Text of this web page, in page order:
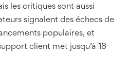
les critiques sont aussi
signalent des échecs de
populaires, et
client met jusqu’à 18